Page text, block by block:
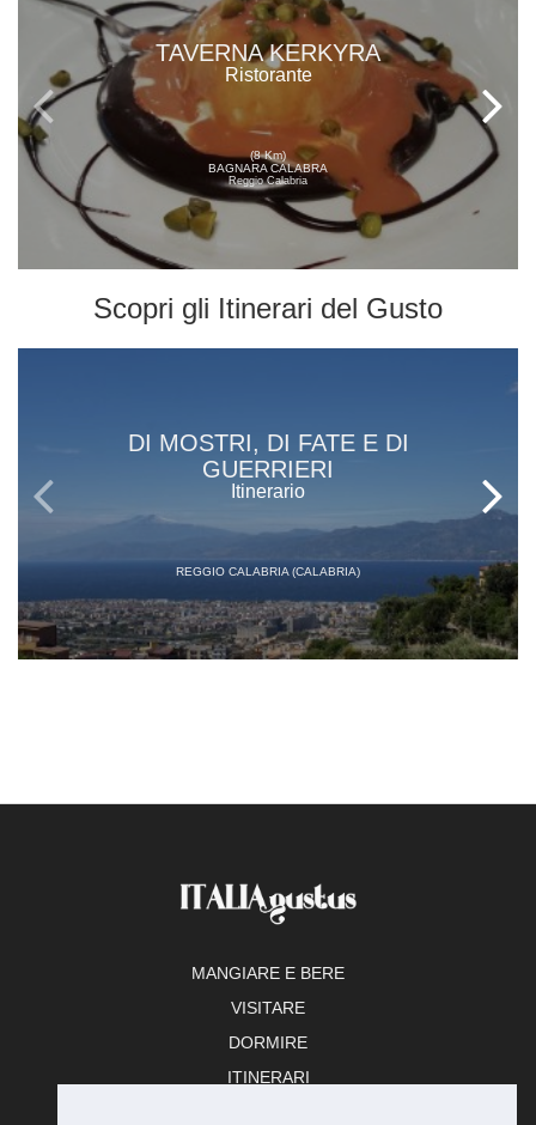
TAVERNA KERKYRA
Ristorante
(8 Km)
BAGNARA CALABRA
Reggio Calabria
Scopri gli Itinerari del Gusto
DI MOSTRI, DI FATE E DI
GUERRIERI
Itinerario
REGGIO CALABRIA (CALABRIA)
MANGIARE E BERE
VISITARE
DORMIRE
ITINERARI